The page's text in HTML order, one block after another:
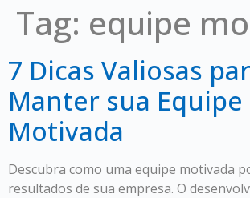
Tag: equipe
7 Dicas Valiosas
Manter sua Equipe
Motivada
Descubra como uma equipe motivada
resultados de sua empresa. O